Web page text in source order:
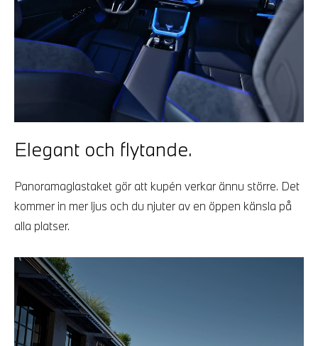
Elegant och flytande.
Panoramaglastaket gör att kupén verkar ännu större. Det
kommer in mer ljus och du njuter av en öppen känsla på
alla platser.